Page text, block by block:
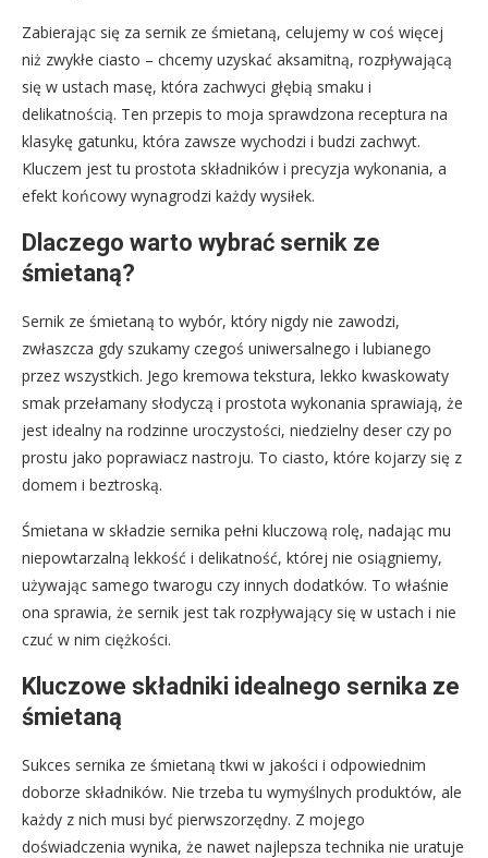
Zabierając się za sernik ze śmietaną, celujemy w coś więcej
niż zwykłe ciasto – chcemy uzyskać aksamitną, rozpływającą
się w ustach masę, która zachwyci głębią smaku i
delikatnością. Ten przepis to moja sprawdzona receptura na
klasykę gatunku, która zawsze wychodzi i budzi zachwyt.
Kluczem jest tu prostota składników i precyzja wykonania, a
efekt końcowy wynagrodzi każdy wysiłek.
Dlaczego warto wybrać sernik ze
śmietaną?
Sernik ze śmietaną to wybór, który nigdy nie zawodzi,
zwłaszcza gdy szukamy czegoś uniwersalnego i lubianego
przez wszystkich. Jego kremowa tekstura, lekko kwaskowaty
smak przełamany słodyczą i prostota wykonania sprawiają, że
jest idealny na rodzinne uroczystości, niedzielny deser czy po
prostu jako poprawiacz nastroju. To ciasto, które kojarzy się z
domem i beztroską.
Śmietana w składzie sernika pełni kluczową rolę, nadając mu
niepowtarzalną lekkość i delikatność, której nie osiągniemy,
używając samego twarogu czy innych dodatków. To właśnie
ona sprawia, że sernik jest tak rozpływający się w ustach i nie
czuć w nim ciężkości.
Kluczowe składniki idealnego sernika ze
śmietaną
Sukces sernika ze śmietaną tkwi w jakości i odpowiednim
doborze składników. Nie trzeba tu wymyślnych produktów, ale
każdy z nich musi być pierwszorzędny. Z mojego
doświadczenia wynika, że nawet najlepsza technika nie uratuje